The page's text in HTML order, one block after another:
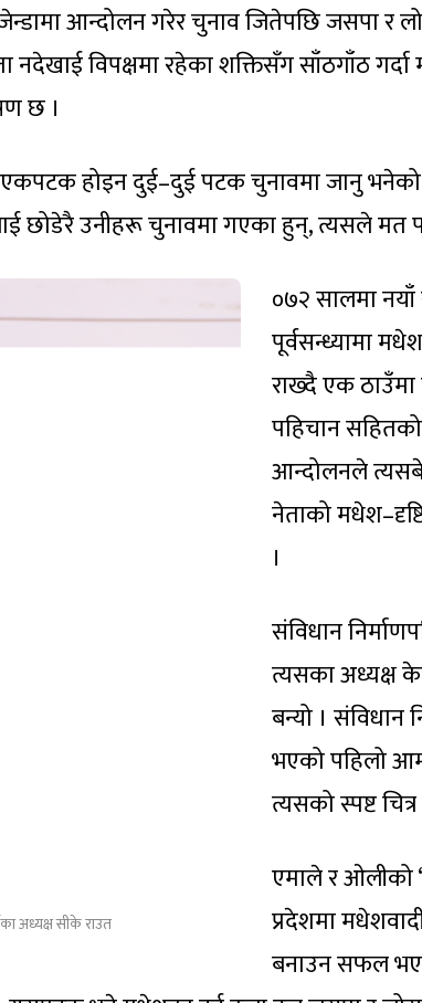
आन्दोलन गरेर चुनाव जितेपछि जसपा र
नदेखाई विपक्षमा रहेका शक्तिसँग साँठगाँठ
छ ।
एकपटक होइन दुई–दुई पटक चुनावमा जानु
छोडेरै उनीहरू चुनावमा गएका हुन्, त्यसले मत
अध्यक्ष सीके राउत
०७२ सालमा
पूर्वसन्ध्यामा
राख्दै एक
पहिचान
आन्दोलनले
नेताको
।
संविधान
त्यसका अध्यक्ष
बन्यो । संविधान
भएको पहिलो
त्यसको स्पष्ट
एमाले र ओलीको
प्रदेशमा
बनाउन सफल भए